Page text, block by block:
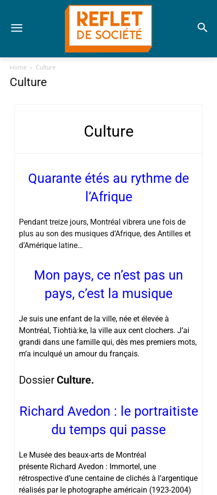
Home Culture
Culture
Culture
Quarante étés au rythme de
l’Afrique
Pendant treize jours, Montréal vibrera une fois de
plus au son des musiques d’Afrique, des Antilles et
d’Amérique latine…
Mon pays, ce n’est pas un
pays, c’est la musique
Je suis une enfant de la ville, née et élevée à
Montréal, Tiohtià:ke, la ville aux cent clochers. J’ai
grandi dans une famille qui, dès mes premiers mots,
m’a inculqué un amour du français.
Dossier Culture.
Richard Avedon : le portraitiste
du temps qui passe
Le Musée des beaux-arts de Montréal
présente Richard Avedon : Immortel, une
rétrospective d’une centaine de clichés à l’argentique
réalisés par le photographe américain (1923-2004)